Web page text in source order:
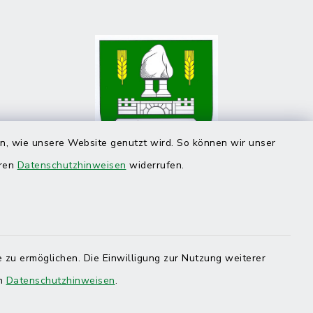
wie unsere Website genutzt wird. So können wir unser
Datenschutzhinweisen widerrufen.
ermöglichen. Die Einwilligung zur Nutzung weiterer
Datenschutzhinweisen.